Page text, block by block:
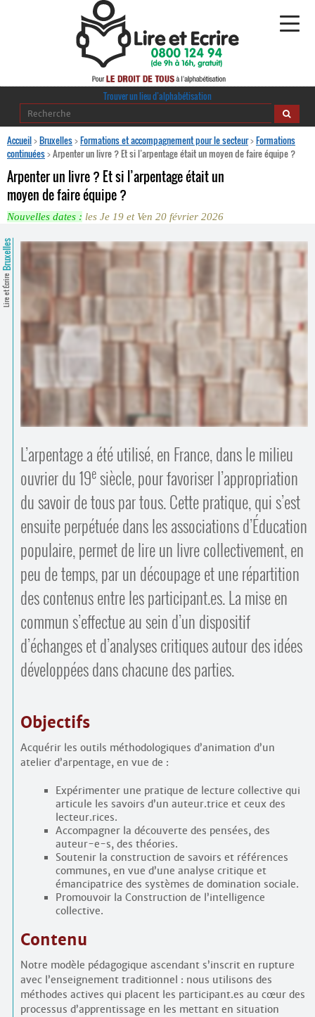
Alphabétisation
·
Ressources pédagogiques
Comprendre et parler
Bienvenue en Belgique
Trouver un lieu d’alphabétisation
Trouver un lieu d’alphabétisation
Accueil>Bruxelles>Formations et accompagnement pour le secteur>Formations
continuées>Arpenter un livre ? Et si l’arpentage était un moyen de faire équipe ?
Arpenter un livre ? Et si l’arpentage était un
moyen de faire équipe ?
Nouvelles dates : les Je 19 et Ven 20 février 2026
Lire et Écrire
Bruxelles
L’arpentage a été utilisé, en France, dans le milieu
ouvrier du 19esiècle, pour favoriser l’appropriation
du savoir de tous par tous. Cette pratique, qui s’est
ensuite perpétuée dans les associations d’Éducation
populaire, permet de lire un livre collectivement, en
peu de temps, par un découpage et une répartition
des contenus entre les participant.es. La mise en
commun s’effectue au sein d’un dispositif
d’échanges et d’analyses critiques autour des idées
développées dans chacune des parties.
Objectifs
Acquérir les outils méthodologiques d’animation d’un
atelier d’arpentage, en vue de :
Expérimenter une pratique de lecture collective qui
articule les savoirs d’un auteur.trice et ceux des
lecteur.rices.
Accompagner la découverte des pensées, des
auteur-e-s, des théories.
Soutenir la construction de savoirs et références
communes, en vue d’une analyse critique et
émancipatrice des systèmes de domination sociale.
Promouvoir la Construction de l’intelligence
collective.
Contenu
Notre modèle pédagogique ascendant s’inscrit en rupture
avec l’enseignement traditionnel : nous utilisons des
méthodes actives qui placent les participant.es au cœur des
processus d’apprentissage en les mettant en situation